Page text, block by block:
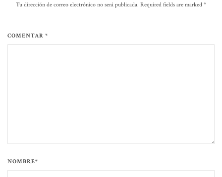
Tu dirección de correo electrónico no será publicada. Required fields are marked *
COMENTAR *
NOMBRE*